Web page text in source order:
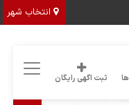
انتخاب شهر
ثبت اگهی رایگان